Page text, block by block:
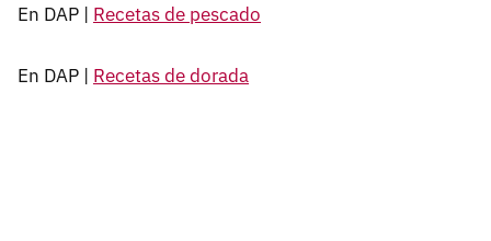
En DAP | Recetas de pescado
En DAP | Recetas de dorada